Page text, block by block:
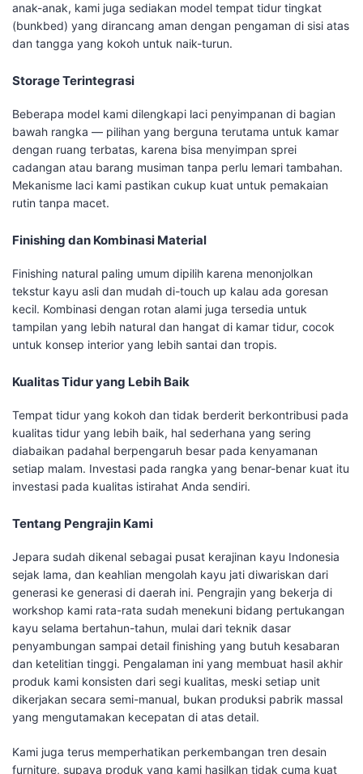
anak-anak, kami juga sediakan model tempat tidur tingkat
(bunkbed) yang dirancang aman dengan pengaman di sisi atas
dan tangga yang kokoh untuk naik-turun.
Storage Terintegrasi
Beberapa model kami dilengkapi laci penyimpanan di bagian
bawah rangka — pilihan yang berguna terutama untuk kamar
dengan ruang terbatas, karena bisa menyimpan sprei
cadangan atau barang musiman tanpa perlu lemari tambahan.
Mekanisme laci kami pastikan cukup kuat untuk pemakaian
rutin tanpa macet.
Finishing dan Kombinasi Material
Finishing natural paling umum dipilih karena menonjolkan
tekstur kayu asli dan mudah di-touch up kalau ada goresan
kecil. Kombinasi dengan rotan alami juga tersedia untuk
tampilan yang lebih natural dan hangat di kamar tidur, cocok
untuk konsep interior yang lebih santai dan tropis.
Kualitas Tidur yang Lebih Baik
Tempat tidur yang kokoh dan tidak berderit berkontribusi pada
kualitas tidur yang lebih baik, hal sederhana yang sering
diabaikan padahal berpengaruh besar pada kenyamanan
setiap malam. Investasi pada rangka yang benar-benar kuat itu
investasi pada kualitas istirahat Anda sendiri.
Tentang Pengrajin Kami
Jepara sudah dikenal sebagai pusat kerajinan kayu Indonesia
sejak lama, dan keahlian mengolah kayu jati diwariskan dari
generasi ke generasi di daerah ini. Pengrajin yang bekerja di
workshop kami rata-rata sudah menekuni bidang pertukangan
kayu selama bertahun-tahun, mulai dari teknik dasar
penyambungan sampai detail finishing yang butuh kesabaran
dan ketelitian tinggi. Pengalaman ini yang membuat hasil akhir
produk kami konsisten dari segi kualitas, meski setiap unit
dikerjakan secara semi-manual, bukan produksi pabrik massal
yang mengutamakan kecepatan di atas detail.
Kami juga terus memperhatikan perkembangan tren desain
furniture, supaya produk yang kami hasilkan tidak cuma kuat